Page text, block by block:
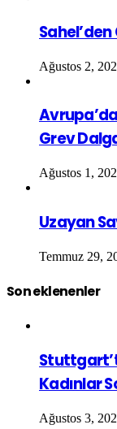
Ağustos 2,
Grev
Ağustos 1,
Uzayan
Temmuz 29,
Son eklenenler
Kadınlar
Ağustos 3,